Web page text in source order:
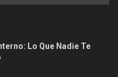
Lo Que Nadie Te